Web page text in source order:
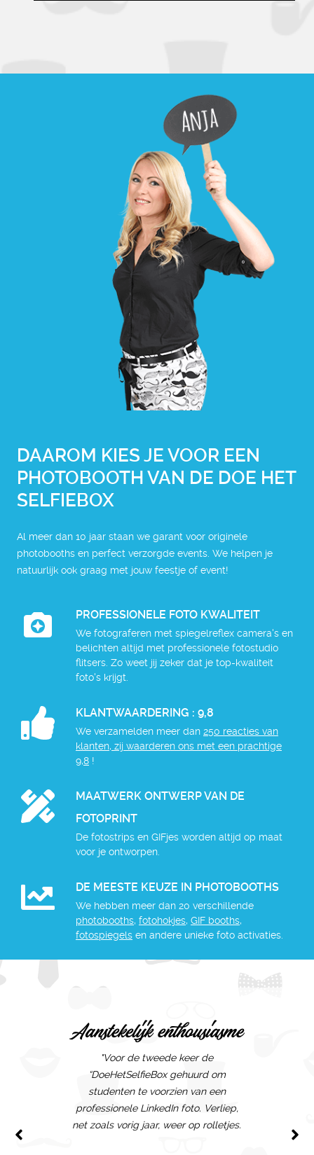
DAAROM KIES JE VOOR EEN
PHOTOBOOTH VAN DE DOE HET
SELFIEBOX
Al meer dan 10 jaar staan we garant voor originele
photobooths en perfect verzorgde events. We helpen je
natuurlijk ook graag met jouw feestje of event!
PROFESSIONELE FOTO KWALITEIT
We fotograferen met spiegelreflex camera's en
belichten altijd met professionele fotostudio
flitsers. Zo weet jij zeker dat je top-kwaliteit
foto's krijgt.
KLANTWAARDERING : 9,8
We verzamelden meer dan 250 reacties van
klanten, zij waarderen ons met een prachtige
9,8 !
MAATWERK ONTWERP VAN DE
FOTOPRINT
De fotostrips en GIFjes worden altijd op maat
voor je ontworpen.
DE MEESTE KEUZE IN PHOTOBOOTHS
We hebben meer dan 20 verschillende
photobooths, fotohokjes, GIF booths,
fotospiegels en andere unieke foto activaties.
Aanstekelijk enthousiasme
"Voor de tweede keer de
“DoeHetSelfieBox gehuurd om
studenten te voorzien van een
professionele LinkedIn foto. Verliep,
net zoals vorig jaar, weer op rolletjes.
huis